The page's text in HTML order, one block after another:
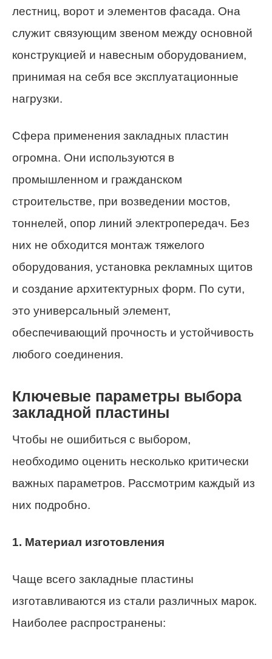
лестниц, ворот и элементов фасада. Она
служит связующим звеном между основной
конструкцией и навесным оборудованием,
принимая на себя все эксплуатационные
нагрузки.
Сфера применения закладных пластин
огромна. Они используются в
промышленном и гражданском
строительстве, при возведении мостов,
тоннелей, опор линий электропередач. Без
них не обходится монтаж тяжелого
оборудования, установка рекламных щитов
и создание архитектурных форм. По сути,
это универсальный элемент,
обеспечивающий прочность и устойчивость
любого соединения.
Ключевые параметры выбора
закладной пластины
Чтобы не ошибиться с выбором,
необходимо оценить несколько критически
важных параметров. Рассмотрим каждый из
них подробно.
1. Материал изготовления
Чаще всего закладные пластины
изготавливаются из стали различных марок.
Наиболее распространены: